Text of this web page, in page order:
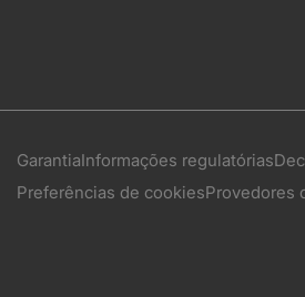
GarantiaInformações regulatórias
Preferências de cookiesProvedores